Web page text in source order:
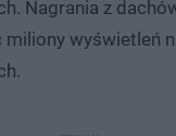
Nagrania z
miliony wyświetleń